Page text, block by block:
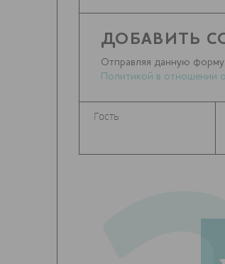
ДОБАВИТЬ
Отправляя данную
Политикой в отношении